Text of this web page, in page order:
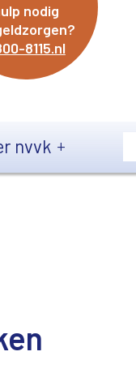
nodig
8115.nl
nvvk